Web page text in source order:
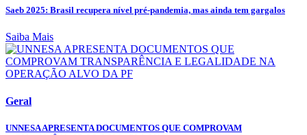
Saeb 2025: Brasil recupera nível pré-pandemia, mas ainda tem gargalos
Saiba Mais
Geral
UNNESA APRESENTA DOCUMENTOS QUE COMPROVAM